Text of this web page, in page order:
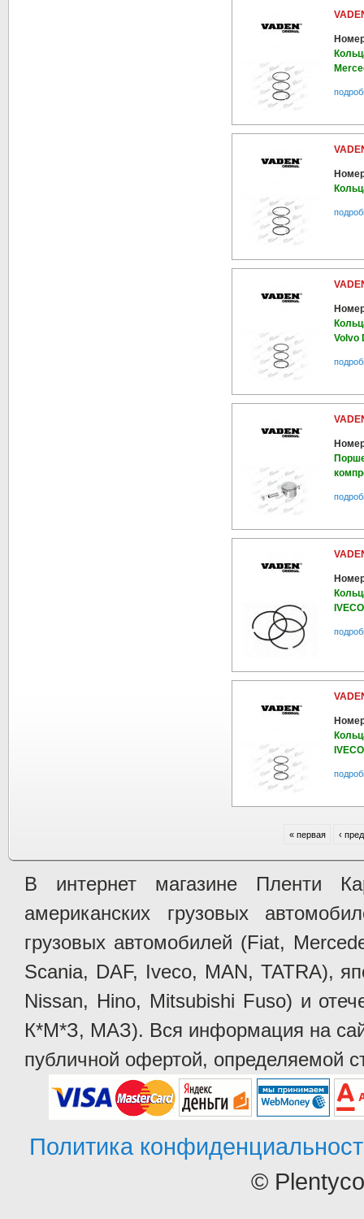
Volvo
IVECO
IVECO
« первая ‹
В интернет магазине Пленти
американских грузовых
грузовых автомобилей (Fiat,
Scania, DAF, Iveco, MAN, TATRA),
Nissan, Hino, Mitsubishi Fuso) и
К*М*З, МАЗ). Вся информация на
публичной офертой, определяемой
Политика
©